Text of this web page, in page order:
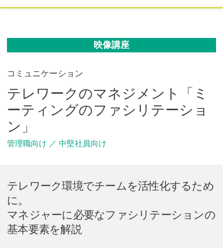
公開講座 事例紹介 オピニオンズ
デジタルラーニングサイト
Cicom Brainsについて
アジア・ネットワーク
お問い合わせ
資料ダウンロード
映像講座
コミュニケーション
テレワークのマネジメント「ミ
ーティングのファシリテーショ
ン」
管理職向け ／ 中堅社員向け
テレワーク環境でチームを活性化するため
に。
マネジャーに必要なファシリテーションの
基本要素を解説